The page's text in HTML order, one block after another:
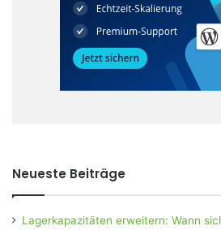
Neueste Beiträge
Lagerkapazitäten erweitern: Wann